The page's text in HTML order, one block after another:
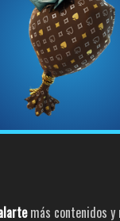
más contenidos y